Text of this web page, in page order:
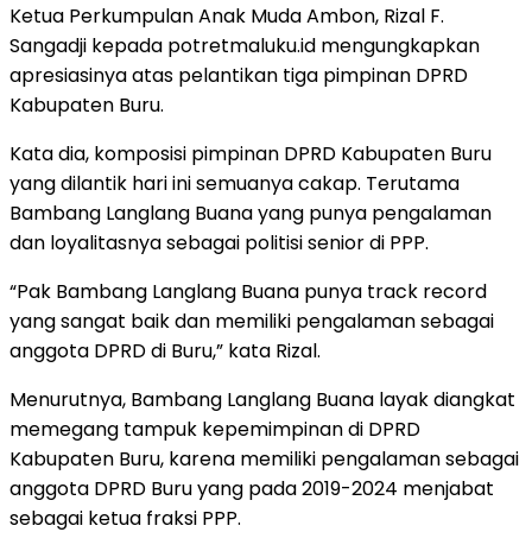
Ketua Perkumpulan Anak Muda Ambon, Rizal F.
Sangadji kepada potretmaluku.id mengungkapkan
apresiasinya atas pelantikan tiga pimpinan DPRD
Kabupaten Buru.
Kata dia, komposisi pimpinan DPRD Kabupaten Buru
yang dilantik hari ini semuanya cakap. Terutama
Bambang Langlang Buana yang punya pengalaman
dan loyalitasnya sebagai politisi senior di PPP.
“Pak Bambang Langlang Buana punya track record
yang sangat baik dan memiliki pengalaman sebagai
anggota DPRD di Buru,” kata Rizal.
Menurutnya, Bambang Langlang Buana layak diangkat
memegang tampuk kepemimpinan di DPRD
Kabupaten Buru, karena memiliki pengalaman sebagai
anggota DPRD Buru yang pada 2019-2024 menjabat
sebagai ketua fraksi PPP.